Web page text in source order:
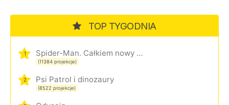
TOP TYGODNIA
1 Spider-Man. Całkiem nowy dzień
(11384 projekcje)
2 Psi Patrol i dinozaury
(8522 projekcje)